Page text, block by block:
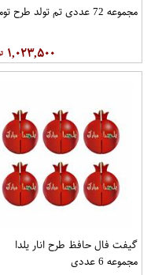
مجموعه 72 عددی تم تولد طرح توماس
۱,۰۲۳,۵۰۰
گیفت فال حافظ طرح انار یلدا
مجموعه 6 عددی